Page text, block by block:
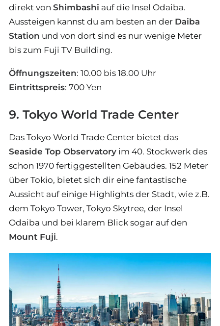
direkt von Shimbashi auf die Insel Odaiba.
Aussteigen kannst du am besten an der Daiba
Station und von dort sind es nur wenige Meter
bis zum Fuji TV Building.
Öffnungszeiten: 10.00 bis 18.00 Uhr
Eintrittspreis: 700 Yen
9. Tokyo World Trade Center
Das Tokyo World Trade Center bietet das
Seaside Top Observatory im 40. Stockwerk des
schon 1970 fertiggestellten Gebäudes. 152 Meter
über Tokio, bietet sich dir eine fantastische
Aussicht auf einige Highlights der Stadt, wie z.B.
dem Tokyo Tower, Tokyo Skytree, der Insel
Odaiba und bei klarem Blick sogar auf den
Mount Fuji.